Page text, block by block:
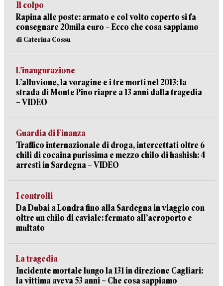
Il colpo
Rapina alle poste: armato e col volto coperto si fa
consegnare 20mila euro – Ecco che cosa sappiamo
di Caterina Cossu
L’inaugurazione
L’alluvione, la voragine e i tre morti nel 2013: la
strada di Monte Pino riapre a 13 anni dalla tragedia
– VIDEO
Guardia di Finanza
Traffico internazionale di droga, intercettati oltre 6
chili di cocaina purissima e mezzo chilo di hashish: 4
arresti in Sardegna – VIDEO
I controlli
Da Dubai a Londra fino alla Sardegna in viaggio con
oltre un chilo di caviale: fermato all’aeroporto e
multato
La tragedia
Incidente mortale lungo la 131 in direzione Cagliari:
la vittima aveva 53 anni – Che cosa sappiamo